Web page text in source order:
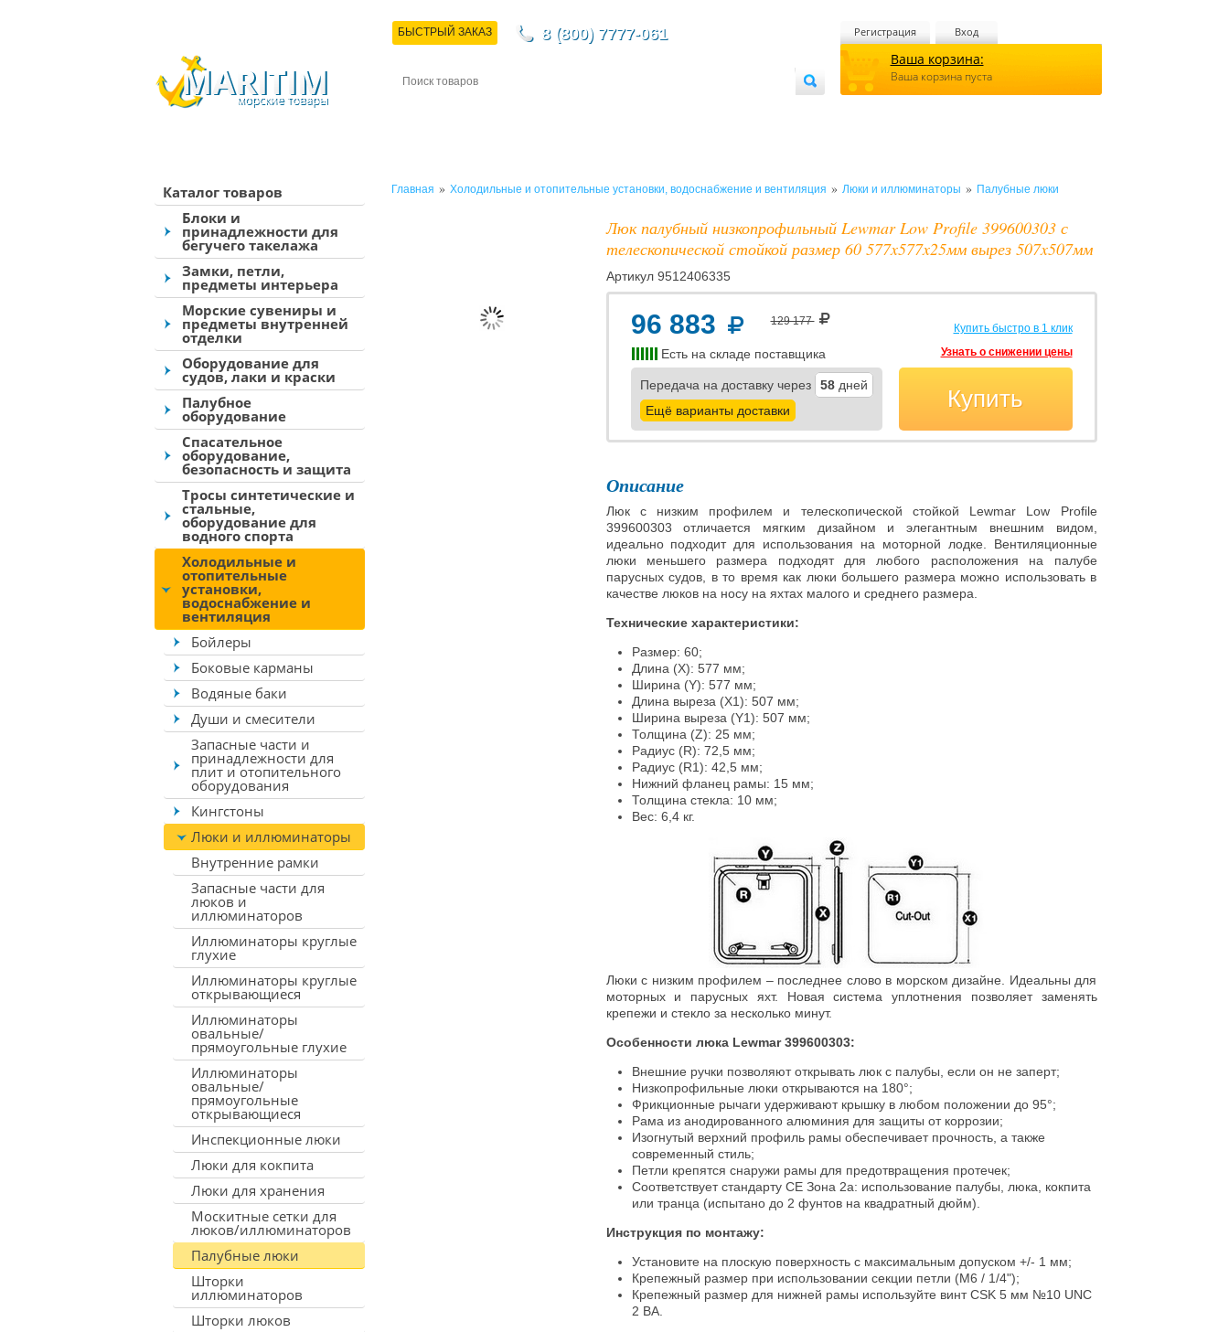
Регистрация Вход
Ваша корзина:
Ваша корзина пуста
БЫСТРЫЙ ЗАКАЗ 8 (800) 7777-061
Каталог товаров
Блоки и
принадлежности для
бегучего такелажа
Замки, петли,
предметы интерьера
Морские сувениры и
предметы внутренней
отделки
Оборудование для
судов, лаки и краски
Палубное
оборудование
Спасательное
оборудование,
безопасность и защита
Тросы синтетические и
стальные,
оборудование для
водного спорта
Холодильные и
отопительные
установки,
водоснабжение и
вентиляция
Бойлеры
Боковые карманы
Водяные баки
Души и смесители
Запасные части и
принадлежности для
плит и отопительного
оборудования
Кингстоны
Люки и иллюминаторы
Внутренние рамки
Запасные части для
люков и
иллюминаторов
Иллюминаторы круглые
глухие
Иллюминаторы круглые
открывающиеся
Иллюминаторы
овальные/
прямоугольные глухие
Иллюминаторы
овальные/
прямоугольные
открывающиеся
Инспекционные люки
Люки для кокпита
Люки для хранения
Москитные сетки для
люков/иллюминаторов
Палубные люки
Шторки
иллюминаторов
Шторки люков
Главная » Холодильные и отопительные установки, водоснабжение и вентиляция » Люки и иллюминаторы » Палубные люки
Люк палубный низкопрофильный Lewmar Low Profile 399600303 с
телескопической стойкой размер 60 577x577x25мм вырез 507x507мм
Артикул 9512406335
96 883 129 177
Есть на складе поставщика
Передача на доставку через 58 дней
Ещё варианты доставки
Купить быстро в 1 клик
Узнать о снижении цены
Купить
Описание
Люк с низким профилем и телескопической стойкой Lewmar Low Profile
399600303 отличается мягким дизайном и элегантным внешним видом,
идеально подходит для использования на моторной лодке. Вентиляционные
люки меньшего размера подходят для любого расположения на палубе
парусных судов, в то время как люки большего размера можно использовать в
качестве люков на носу на яхтах малого и среднего размера.
Технические характеристики:
Размер: 60;
Длина (X): 577 мм;
Ширина (Y): 577 мм;
Длина выреза (X1): 507 мм;
Ширина выреза (Y1): 507 мм;
Толщина (Z): 25 мм;
Радиус (R): 72,5 мм;
Радиус (R1): 42,5 мм;
Нижний фланец рамы: 15 мм;
Толщина стекла: 10 мм;
Вес: 6,4 кг.
Люки с низким профилем – последнее слово в морском дизайне. Идеальны для
моторных и парусных яхт. Новая система уплотнения позволяет заменять
крепежи и стекло за несколько минут.
Особенности люка Lewmar 399600303:
Внешние ручки позволяют открывать люк с палубы, если он не заперт;
Низкопрофильные люки открываются на 180°;
Фрикционные рычаги удерживают крышку в любом положении до 95°;
Рама из анодированного алюминия для защиты от коррозии;
Изогнутый верхний профиль рамы обеспечивает прочность, а также
современный стиль;
Петли крепятся снаружи рамы для предотвращения протечек;
Соответствует стандарту CE Зона 2a: использование палубы, люка, кокпита
или транца (испытано до 2 фунтов на квадратный дюйм).
Инструкция по монтажу:
Установите на плоскую поверхность с максимальным допуском +/- 1 мм;
Крепежный размер при использовании секции петли (M6 / 1/4");
Крепежный размер для нижней рамы используйте винт CSK 5 мм №10 UNC
2 BA.